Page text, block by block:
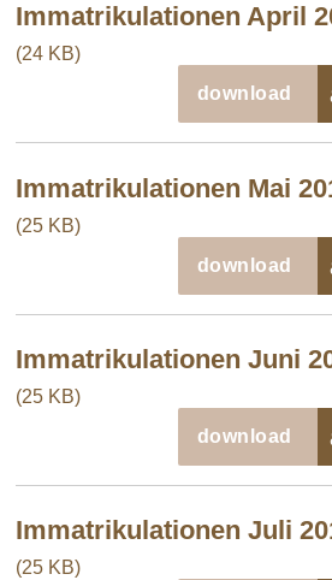
Immatrikulationen April
(24 KB)
download
Immatrikulationen Mai
(25 KB)
download
Immatrikulationen Juni
(25 KB)
download
Immatrikulationen Juli
(25 KB)